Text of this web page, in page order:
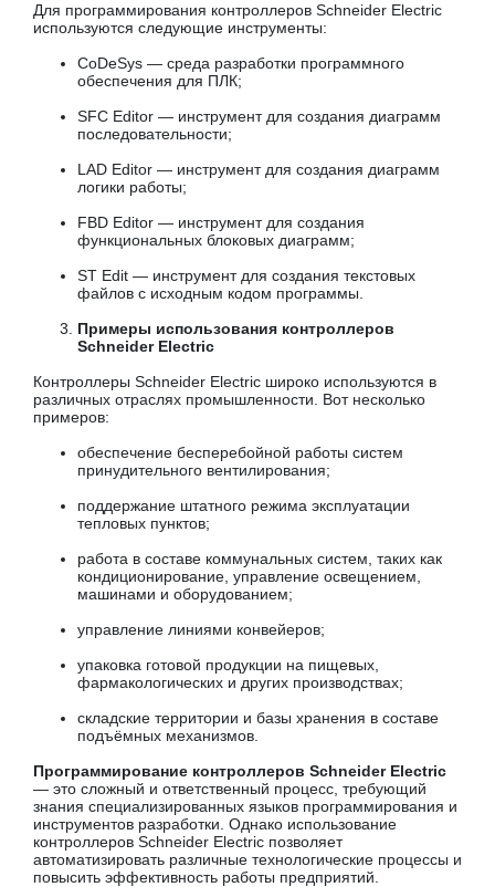
Для программирования контроллеров Schneider Electric
используются следующие инструменты:
CoDeSys — среда разработки программного
обеспечения для ПЛК;
SFC Editor — инструмент для создания диаграмм
последовательности;
LAD Editor — инструмент для создания диаграмм
логики работы;
FBD Editor — инструмент для создания
функциональных блоковых диаграмм;
ST Edit — инструмент для создания текстовых
файлов с исходным кодом программы.
Примеры использования контроллеров
Schneider Electric
Контроллеры Schneider Electric широко используются в
различных отраслях промышленности. Вот несколько
примеров:
обеспечение бесперебойной работы систем
принудительного вентилирования;
поддержание штатного режима эксплуатации
тепловых пунктов;
работа в составе коммунальных систем, таких как
кондиционирование, управление освещением,
машинами и оборудованием;
управление линиями конвейеров;
упаковка готовой продукции на пищевых,
фармакологических и других производствах;
складские территории и базы хранения в составе
подъёмных механизмов.
Программирование контроллеров Schneider Electric
— это сложный и ответственный процесс, требующий
знания специализированных языков программирования и
инструментов разработки. Однако использование
контроллеров Schneider Electric позволяет
автоматизировать различные технологические процессы и
повысить эффективность работы предприятий.